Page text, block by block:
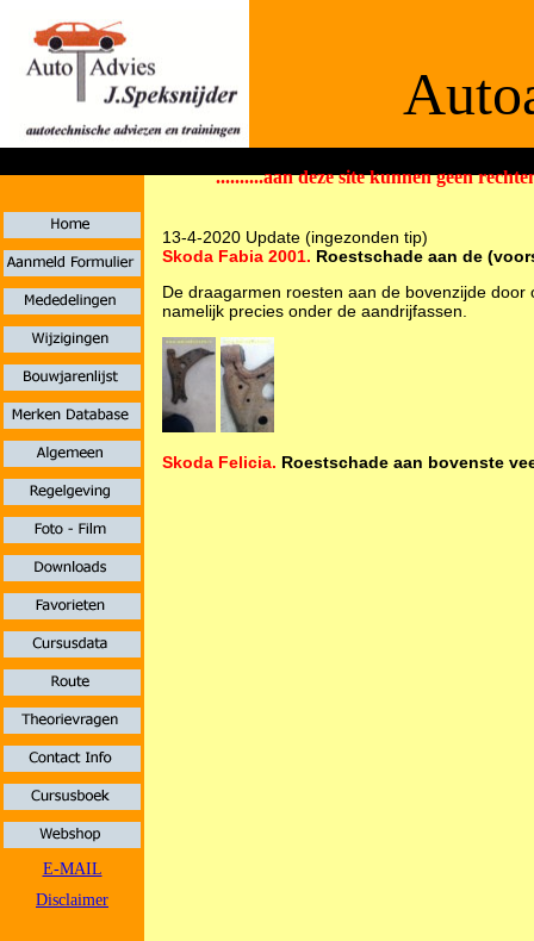
E-MAIL
Disclaimer
13-4-2020 Update (ingezonden tip)
Skoda Fabia 2001. Roestschade aan de
De draagarmen roesten aan de bovenzijde
namelijk precies onder de aandrijfassen.
Skoda Felicia. Roestschade aan bovenste
..........aan deze site kunnen geen